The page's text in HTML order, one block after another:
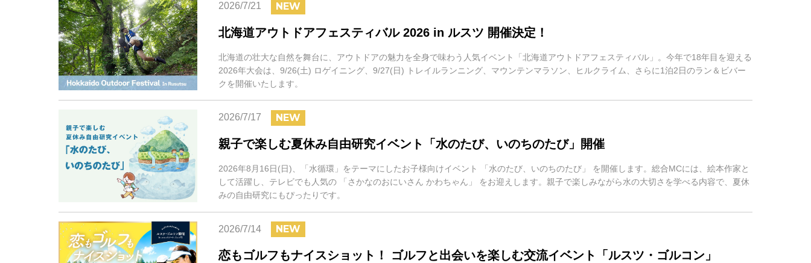
北海道アウトドアフェスティバル 2026 in ルスツ 開催決定！
2026/7/21
北海道の壮大な自然を舞台に、アウトドアの魅力を全身で味わう人気イベント「北海道アウトドアフェスティバル」。今年で18年目を迎える
2026年大会は、9/26(土) ロゲイニング、9/27(日) トレイルランニング、マウンテンマラソン、ヒルクライム、さらに1泊2日のラン＆ビバー
クを開催いたします。
親子で楽しむ夏休み自由研究イベント「水のたび、いのちのたび」開催
2026/7/17
2026年8月16日(日)、「水循環」をテーマにしたお子様向けイベント 「水のたび、いのちのたび」 を開催します。総合MCには、絵本作家と
して活躍し、テレビでも人気の 「さかなのおにいさん かわちゃん」 をお迎えします。親子で楽しみながら水の大切さを学べる内容で、夏休
みの自由研究にもぴったりです。
恋もゴルフもナイスショット！ ゴルフと出会いを楽しむ交流イベント「ルスツ・ゴルコン」
2026/7/14